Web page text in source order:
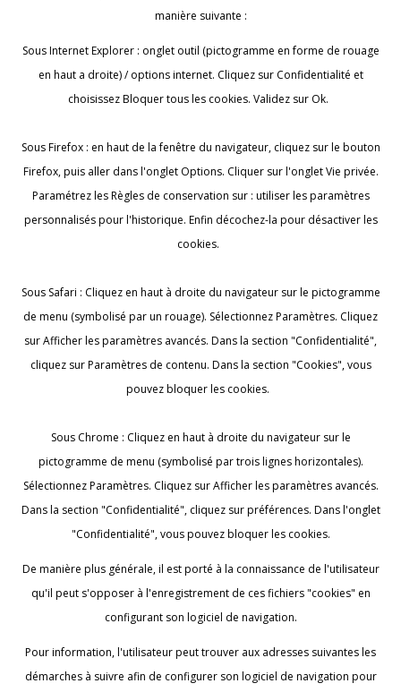
manière suivante :
Sous Internet Explorer : onglet outil (pictogramme en forme de rouage
en haut a droite) / options internet. Cliquez sur Confidentialité et
choisissez Bloquer tous les cookies. Validez sur Ok.
Sous Firefox : en haut de la fenêtre du navigateur, cliquez sur le bouton
Firefox, puis aller dans l'onglet Options. Cliquer sur l'onglet Vie privée.
Paramétrez les Règles de conservation sur : utiliser les paramètres
personnalisés pour l'historique. Enfin décochez-la pour désactiver les
cookies.
Sous Safari : Cliquez en haut à droite du navigateur sur le pictogramme
de menu (symbolisé par un rouage). Sélectionnez Paramètres. Cliquez
sur Afficher les paramètres avancés. Dans la section "Confidentialité",
cliquez sur Paramètres de contenu. Dans la section "Cookies", vous
pouvez bloquer les cookies.
Sous Chrome : Cliquez en haut à droite du navigateur sur le
pictogramme de menu (symbolisé par trois lignes horizontales).
Sélectionnez Paramètres. Cliquez sur Afficher les paramètres avancés.
Dans la section "Confidentialité", cliquez sur préférences. Dans l'onglet
"Confidentialité", vous pouvez bloquer les cookies.
De manière plus générale, il est porté à la connaissance de l'utilisateur
qu'il peut s'opposer à l'enregistrement de ces fichiers "cookies" en
configurant son logiciel de navigation.
Pour information, l'utilisateur peut trouver aux adresses suivantes les
démarches à suivre afin de configurer son logiciel de navigation pour